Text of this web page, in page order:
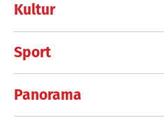
Kultur
Sport
Panorama